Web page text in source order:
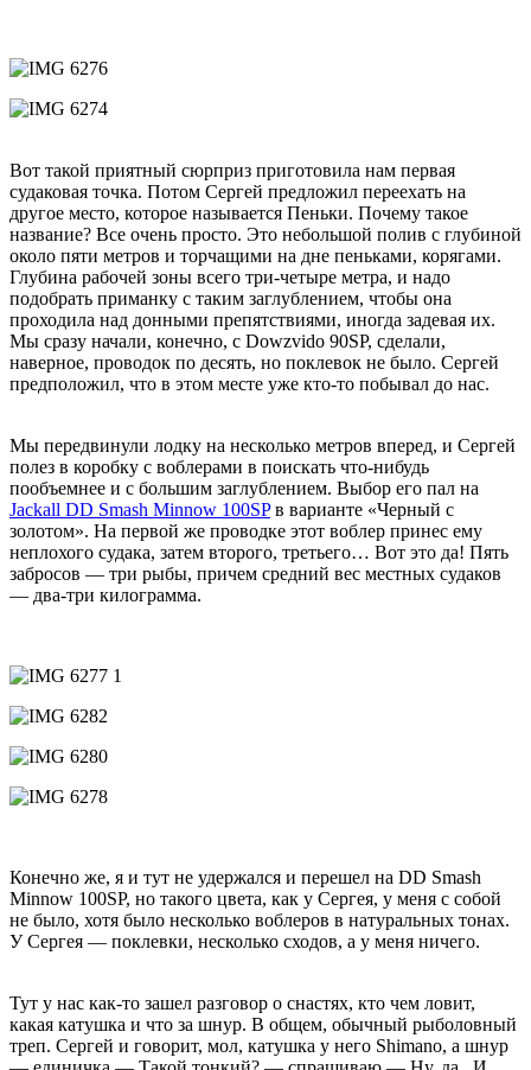
Вот такой приятный сюрприз приготовила нам первая
судаковая точка. Потом Сергей предложил переехать на
другое место, которое называется Пеньки. Почему такое
название? Все очень просто. Это небольшой полив с глубиной
около пяти метров и торчащими на дне пеньками, корягами.
Глубина рабочей зоны всего три-четыре метра, и надо
подобрать приманку с таким заглублением, чтобы она
проходила над донными препятствиями, иногда задевая их.
Мы сразу начали, конечно, с Dowzvido 90SP, сделали,
наверное, проводок по десять, но поклевок не было. Сергей
предположил, что в этом месте уже кто-то побывал до нас.
Мы передвинули лодку на несколько метров вперед, и Сергей
полез в коробку с воблерами в поискать что-нибудь
пообъемнее и с большим заглублением. Выбор его пал на
Jackall DD Smash Minnow 100SPв варианте «Черный с
золотом». На первой же проводке этот воблер принес ему
неплохого судака, затем второго, третьего… Вот это да! Пять
забросов — три рыбы, причем средний вес местных судаков
— два-три килограмма.
Конечно же, я и тут не удержался и перешел на DD Smash
Minnow 100SP, но такого цвета, как у Сергея, у меня с собой
не было, хотя было несколько воблеров в натуральных тонах.
У Сергея — поклевки, несколько сходов, а у меня ничего.
Тут у нас как-то зашел разговор о снастях, кто чем ловит,
какая катушка и что за шнур. В общем, обычный рыболовный
треп. Сергей и говорит, мол, катушка у него Shimano, а шнур